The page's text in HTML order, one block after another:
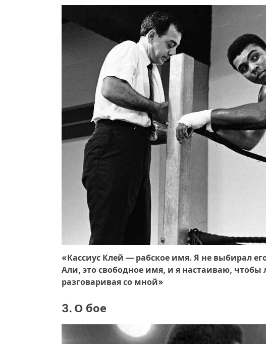
«Кассиус Клей — рабское имя. Я не выбирал
Али, это свободное имя, и я настаиваю, чтобы
разговаривая со мной»
3. О бое